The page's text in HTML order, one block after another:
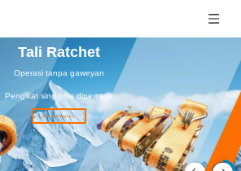
ngangkat rantai
Dhuwur-Kekuwatan & Corrosion-Proof
Sinau luwih lengkap >